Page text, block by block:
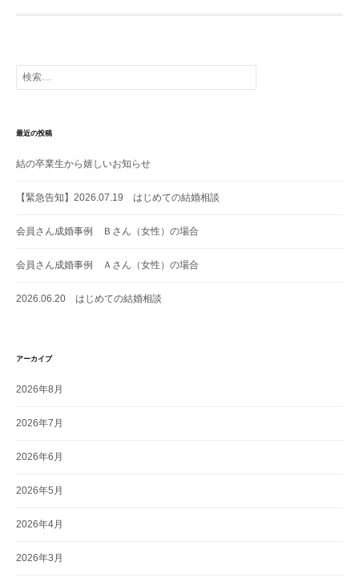
検
索:
最近の投稿
結の卒業生から嬉しいお知らせ
【緊急告知】2026.07.19 はじめての結婚相談
会員さん成婚事例 Ｂさん（女性）の場合
会員さん成婚事例 Ａさん（女性）の場合
2026.06.20 はじめての結婚相談
アーカイブ
2026年8月
2026年7月
2026年6月
2026年5月
2026年4月
2026年3月